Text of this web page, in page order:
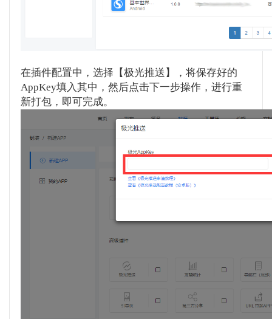
在插件配置中，选择【极光推送】，将保存好的
AppKey填入其中，然后点击下一步操作，进行重
新打包，即可完成。